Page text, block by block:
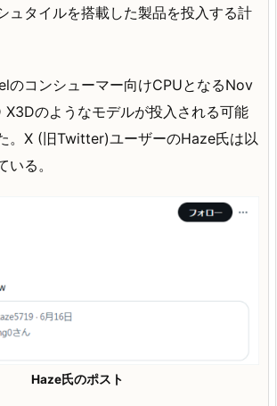
ュタイルを搭載した製品を投入する計
のコンシューマー向けCPUとなるNov
のようなモデルが投入される可能
。X (旧Twitter)ユーザーのHaze氏は以
る。
Haze氏のポスト